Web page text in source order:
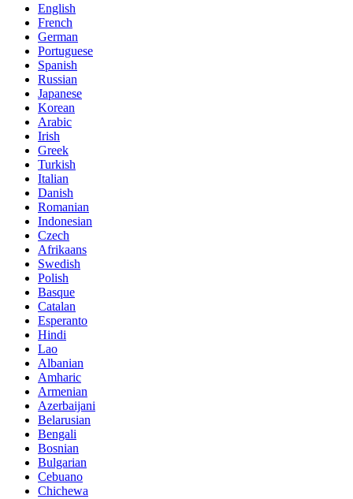
English
French
German
Portuguese
Spanish
Russian
Japanese
Korean
Arabic
Irish
Greek
Turkish
Italian
Danish
Romanian
Indonesian
Czech
Afrikaans
Swedish
Polish
Basque
Catalan
Esperanto
Hindi
Lao
Albanian
Amharic
Armenian
Azerbaijani
Belarusian
Bengali
Bosnian
Bulgarian
Cebuano
Chichewa